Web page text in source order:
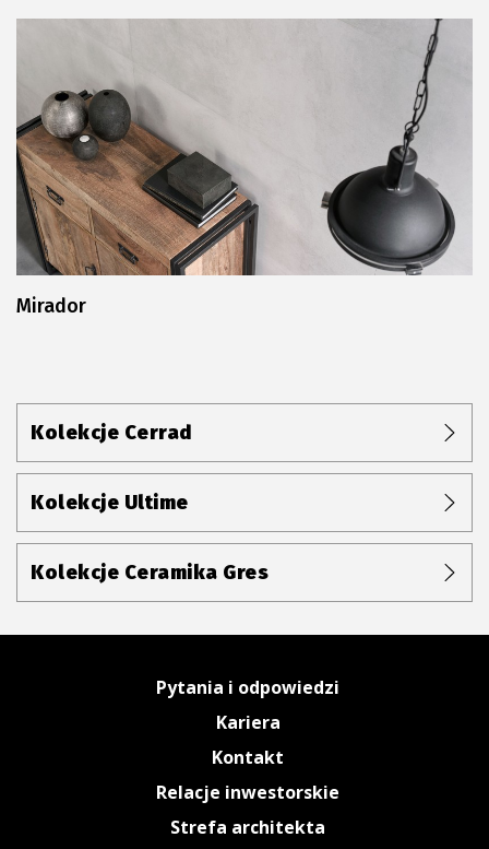
Mirador
Kolekcje Cerrad
Kolekcje Ultime
Kolekcje Ceramika Gres
Pytania i odpowiedzi
Kariera
Kontakt
Relacje inwestorskie
Strefa architekta